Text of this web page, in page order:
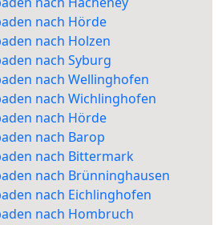
nach Hörde
nach Holzen
nach Syburg
nach Wellinghofen
nach Wichlinghofen
nach Hörde
nach Barop
nach Bittermark
nach Brünninghausen
nach Eichlinghofen
nach Hombruch